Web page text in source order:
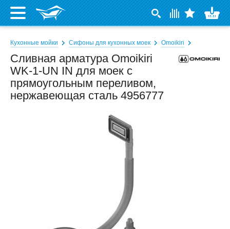
Кухонные мойки Сифоны для кухонных моек Omoikiri
Сливная арматура Omoikiri
WK-1-UN IN для моек с
прямоугольным переливом,
нержавеющая сталь 4956777